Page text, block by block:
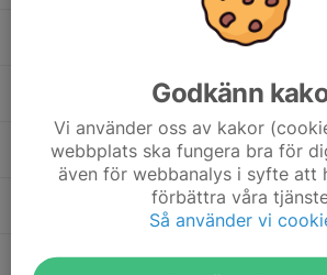
36. Martin Haddad
29. Milo Blanco Månsson
2. Oliver Florian Nordström
11. Theo Wijkström
Godkänn
Vi använder oss av kakor
webbplats ska fungera bra för
även för webbanalys i syfte att
förbättra våra
Så använder vi